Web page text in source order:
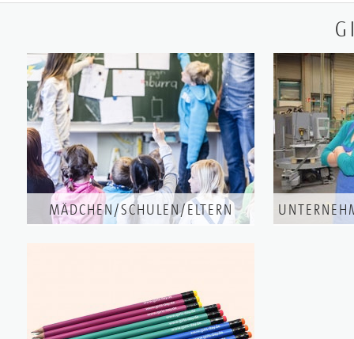
MÄDCHEN/SCHULEN/ELTERN